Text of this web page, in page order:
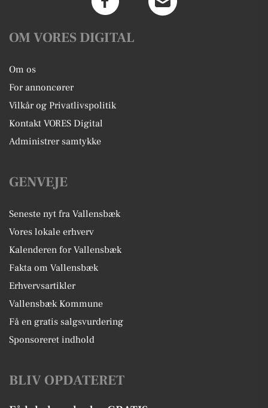
OM VORES DIGITAL
Om os
For annoncører
Vilkår og Privatlivspolitik
Kontakt VORES Digital
Administrer samtykke
GENVEJE
Seneste nyt fra Vallensbæk
Vores lokale erhverv
Kalenderen for Vallensbæk
Fakta om Vallensbæk
Erhvervsartikler
Vallensbæk Kommune
Få en gratis salgsvurdering
Sponsoreret indhold
BLIV OPDATERET